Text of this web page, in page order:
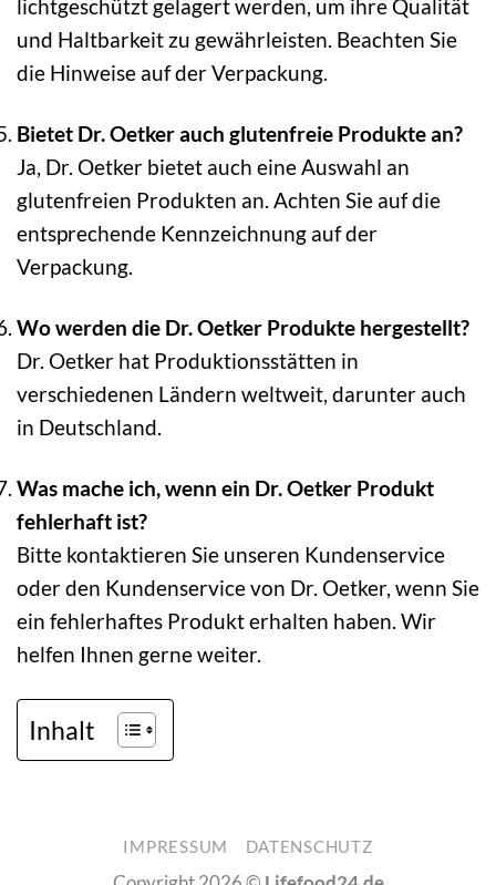
lichtgeschützt gelagert werden, um ihre Qualität
und Haltbarkeit zu gewährleisten. Beachten Sie
die Hinweise auf der Verpackung.
Bietet Dr. Oetker auch glutenfreie Produkte an?
Ja, Dr. Oetker bietet auch eine Auswahl an
glutenfreien Produkten an. Achten Sie auf die
entsprechende Kennzeichnung auf der
Verpackung.
Wo werden die Dr. Oetker Produkte hergestellt?
Dr. Oetker hat Produktionsstätten in
verschiedenen Ländern weltweit, darunter auch
in Deutschland.
Was mache ich, wenn ein Dr. Oetker Produkt
fehlerhaft ist?
Bitte kontaktieren Sie unseren Kundenservice
oder den Kundenservice von Dr. Oetker, wenn Sie
ein fehlerhaftes Produkt erhalten haben. Wir
helfen Ihnen gerne weiter.
Inhalt
IMPRESSUM DATENSCHUTZ